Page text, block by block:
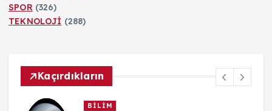
SPOR (326)
TEKNOLOJİ (288)
Kaçırdıkların
BİLİM